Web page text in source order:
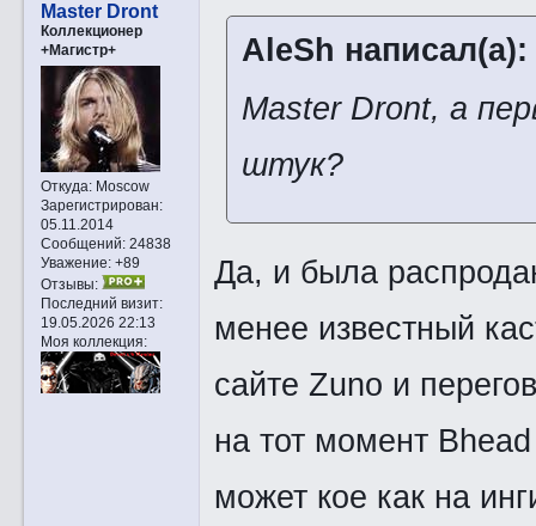
Master Dront
Коллекционер
+Магистр+
Откуда:Moscow
Зарегистрирован:
05.11.2014
Сообщений:24838
Уважение: +89
Отзывы:
Последний визит:
19.05.2026 22:13
Моя коллекция:
AleSh написал(а):
Master Dront, а
штук?
Да, и была
менее известный
сайте Zuno и
на тот момент
может кое как на